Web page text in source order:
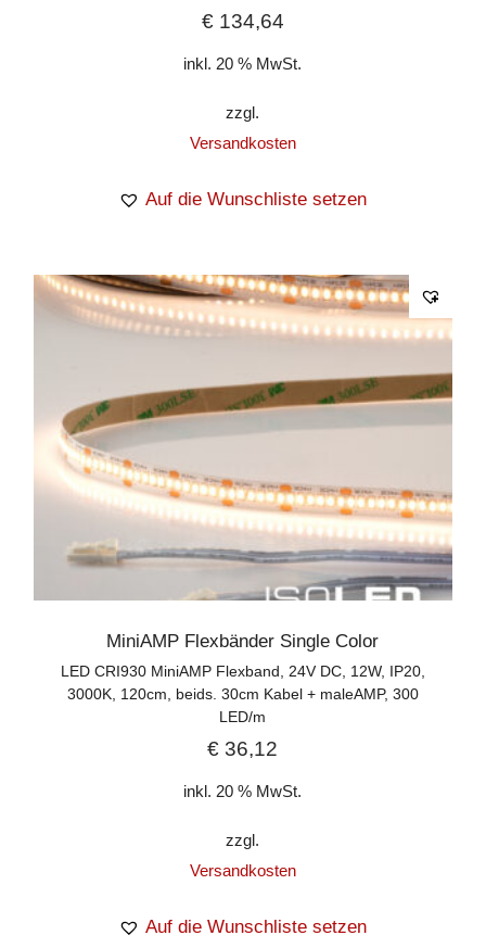
€134,64
inkl. 20 % MwSt.
zzgl.
Versandkosten
Auf die Wunschliste setzen
MiniAMP Flexbänder Single Color
LED CRI930 MiniAMP Flexband, 24V DC, 12W, IP20,
3000K, 120cm, beids. 30cm Kabel + maleAMP, 300
LED/m
€ 36,12
inkl. 20 % MwSt.
zzgl.
Versandkosten
Auf die Wunschliste setzen